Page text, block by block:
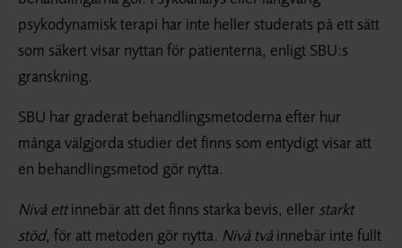
psykodynamisk terapi har inte heller studerats på ett sätt
som säkert visar nyttan för patienterna, enligt SBU:s
granskning.
SBU har graderat behandlingsmetoderna efter hur
många välgjorda studier det finns som entydigt visar att
en behandlingsmetod gör nytta.
Nivå ettinnebär att det finns starka bevis, eller starkt
stöd, för att metoden gör nytta. Nivå två innebär inte fullt